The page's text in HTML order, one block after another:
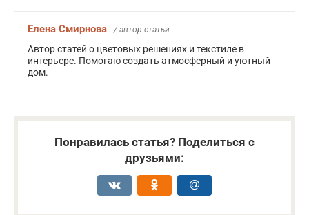
Елена Смирнова / автор статьи
Автор статей о цветовых решениях и текстиле в
интерьере. Помогаю создать атмосферный и уютный
дом.
Понравилась статья? Поделиться с
друзьями: